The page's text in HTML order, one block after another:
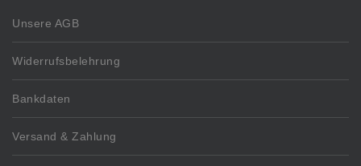
Unsere AGB
Widerrufsbelehrung
Bankdaten
Versand & Zahlung